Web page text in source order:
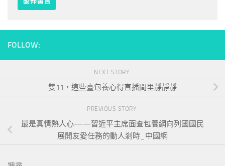
FOLLOW:
NEXT STORY
雙11，這些臺包養心得直播間里靜靜靜
PREVIOUS STORY
最是真情熱人心——習近平主席面查包養網向列國國民
展開友愛任務的動人剎時_中國網